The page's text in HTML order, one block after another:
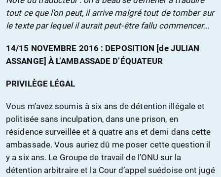
tout ce que l’on peut, il arrive malgré tout de tomber sur
le texte par lequel il aurait peut-être fallu commencer…
14/15 NOVEMBRE 2016 : DEPOSITION [de JULIAN
ASSANGE] À L’AMBASSADE D’ÉQUATEUR
PRIVILÈGE LÉGAL
Vous m’avez soumis à six ans de détention illégale et
politisée sans inculpation, dans une prison, en
résidence surveillée et à quatre ans et demi dans cette
ambassade. Vous auriez dû me poser cette question il
y a six ans. Le Groupe de travail de l’ONU sur la
détention arbitraire et la Cour d’appel suédoise ont jugé